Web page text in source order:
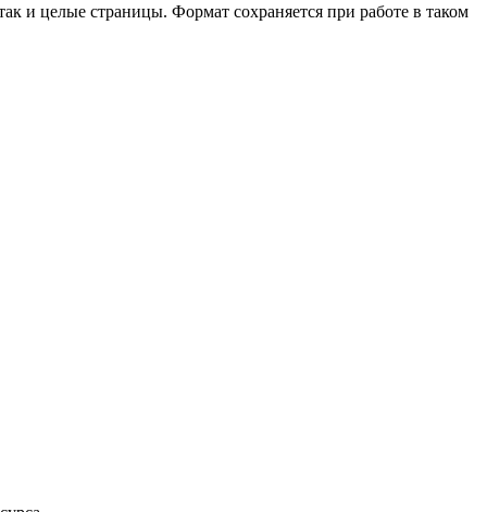
и целые страницы. Формат сохраняется при работе в таком